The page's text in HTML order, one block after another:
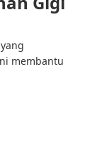
membantu